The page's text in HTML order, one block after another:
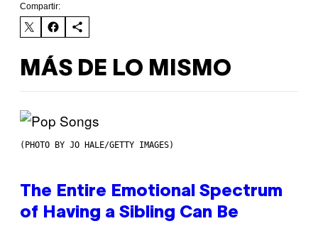
Compartir:
MÁS DE LO MISMO
(PHOTO BY JO HALE/GETTY IMAGES)
The Entire Emotional Spectrum
of Having a Sibling Can Be